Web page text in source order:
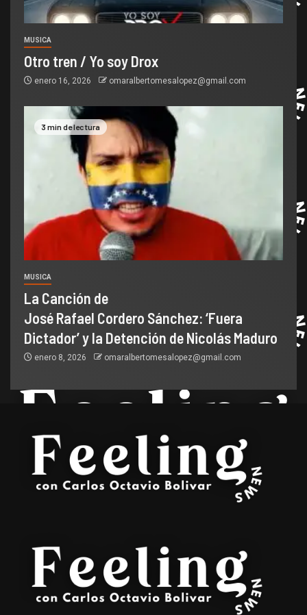
MUSICA
Otro tren / Yo soy Drox
enero 16, 2026 omaralbertomesalopez@gmail.com
3 min de lectura
MUSICA
La Canción de
José Rafael Cordero Sánchez: ‘Fuera
Dictador’ y la Detención de Nicolás Maduro
enero 8, 2026 omaralbertomesalopez@gmail.com